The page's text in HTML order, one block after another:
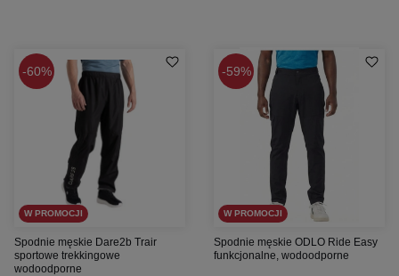
60%
W PROMOCJI
Spodnie męskie Dare2b Trair
sportowe trekkingowe
wodoodporne
59%
W PROMOCJI
Spodnie męskie ODLO Ride Easy
funkcjonalne, wodoodporne